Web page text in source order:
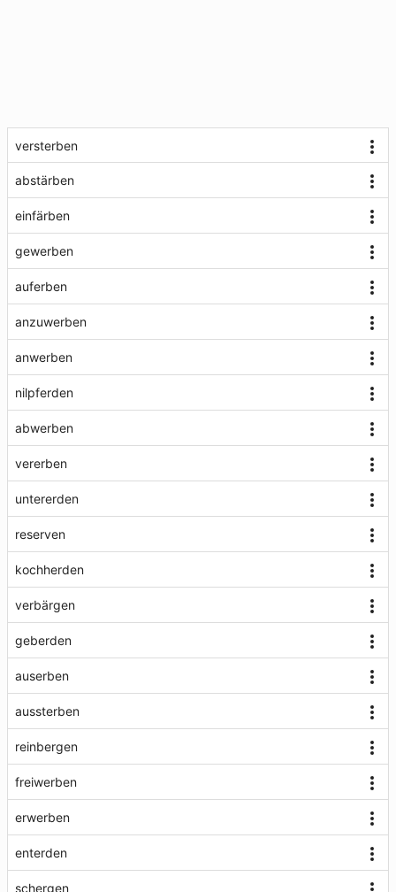
versterben
abstärben
einfärben
gewerben
auferben
anzuwerben
anwerben
nilpferden
abwerben
vererben
untererden
reserven
kochherden
verbärgen
geberden
auserben
aussterben
reinbergen
freiwerben
erwerben
enterden
schergen